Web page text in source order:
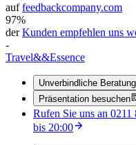
auffeedbackcompany.com
97%
derKunden empfehlen uns
-
Travel&&Essence
Unverbindliche Beratung
Präsentation besuchen
Rufen Sie uns an 0211
bis 20:00